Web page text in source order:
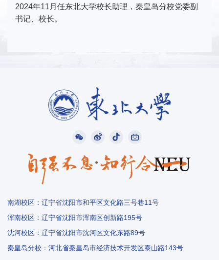
2024年11月任东北大学校长助理，秦皇岛分校党委副
书记、校长。
南湖校区：辽宁省沈阳市和平区文化路三号巷11号
浑南校区：辽宁省沈阳市浑南区创新路195号
沈河校区：辽宁省沈阳市沈河区文化东路89号
秦皇岛分校：河北省秦皇岛市经济技术开发区泰山路143号